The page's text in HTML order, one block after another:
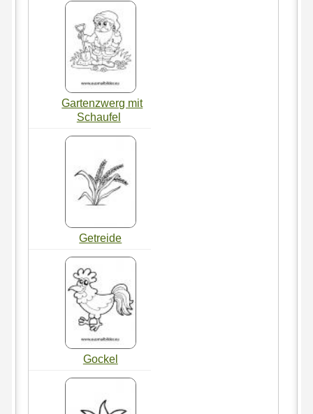
Gartenzwerg mit
Schaufel
Getreide
Gockel